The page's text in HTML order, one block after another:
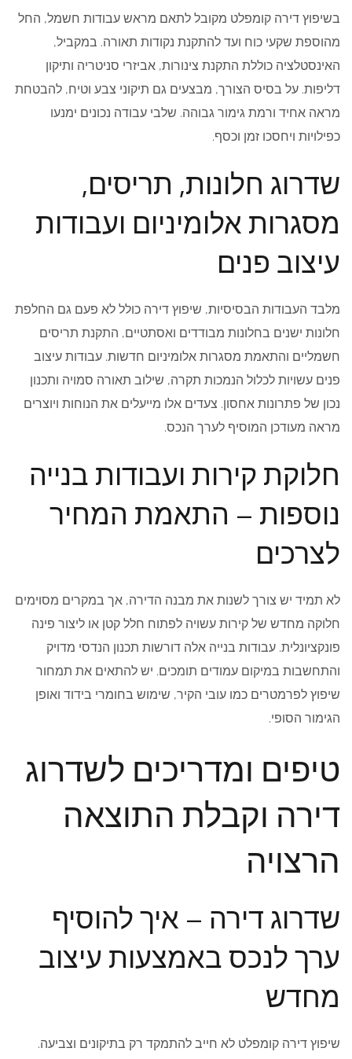
בשיפוץ דירה קומפלט מקובל לתאם מראש עבודות חשמל, החל
מהוספת שקעי כוח ועד להתקנת נקודות תאורה. במקביל,
האינסטלציה כוללת התקנת צינורות, אביזרי סניטריה ותיקון
דליפות. על בסיס הצורך, מבצעים גם תיקוני צבע וטיח, להבטחת
מראה אחיד ורמת גימור גבוהה. שלבי עבודה נכונים ימנעו
כפילויות ויחסכו זמן וכסף.
שדרוג חלונות, תריסים,
מסגרות אלומיניום ועבודות
עיצוב פנים
מלבד העבודות הבסיסיות, שיפוץ דירה כולל לא פעם גם החלפת
חלונות ישנים בחלונות מבודדים ואסתטיים, התקנת תריסים
חשמליים והתאמת מסגרות אלומיניום חדשות. עבודות עיצוב
פנים עשויות לכלול הנמכות תקרה, שילוב תאורה סמויה ותכנון
נכון של פתרונות אחסון. צעדים אלו מייעלים את הנוחות ויוצרים
מראה מעודכן המוסיף לערך הנכס.
חלוקת קירות ועבודות בנייה
נוספות – התאמת המחיר
לצרכים
לא תמיד יש צורך לשנות את מבנה הדירה, אך במקרים מסוימים
חלוקה מחדש של קירות עשויה לפתוח חלל קטן או ליצור פינה
פונקציונלית. עבודות בנייה אלה דורשות תכנון הנדסי מדויק
והתחשבות במיקום עמודים תומכים. יש להתאים את תמחור
שיפוץ לפרמטרים כמו עובי הקיר, שימוש בחומרי בידוד ואופן
הגימור הסופי.
טיפים ומדריכים לשדרוג
דירה וקבלת התוצאה
הרצויה
שדרוג דירה – איך להוסיף
ערך לנכס באמצעות עיצוב
מחדש
שיפוץ דירה קומפלט לא חייב להתמקד רק בתיקונים וצביעה.